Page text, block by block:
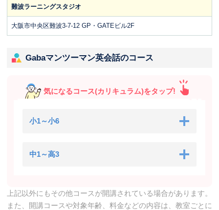
難波ラーニングスタジオ
大阪市中央区難波3-7-12 GP・GATEビル2F
Gabaマンツーマン英会話のコース
気になるコース(カリキュラム)をタップ!
小1～小6
中1～高3
上記以外にもその他コースが開講されている場合があります。
また、開講コースや対象年齢、料金などの内容は、教室ごとに